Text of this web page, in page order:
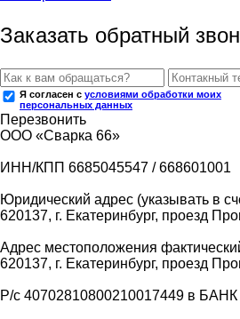
Заказать обратный
Я согласен с условиями обработки моих
персональных данных
Перезвонить
ООО «Сварка 66»
ИНН/КПП 6685045547 / 668601001
Юридический адрес (указывать в
620137, г. Екатеринбург, проезд
Адрес местоположения
620137, г. Екатеринбург, проезд
Р/с 40702810800210017449 в